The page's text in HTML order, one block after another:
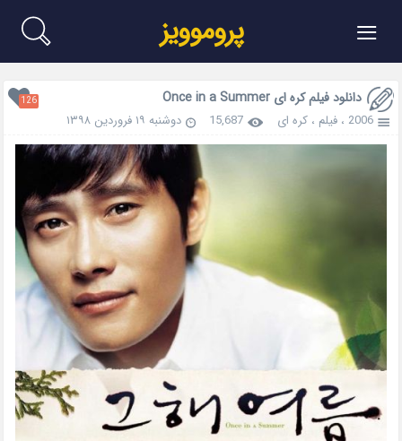
≡ پروموویز
دانلود فیلم کره ای Once in a Summer 126
2006 ،فیلم ،کره ای 15,687 دوشنبه ۱۹ فروردین ۱۳۹۸